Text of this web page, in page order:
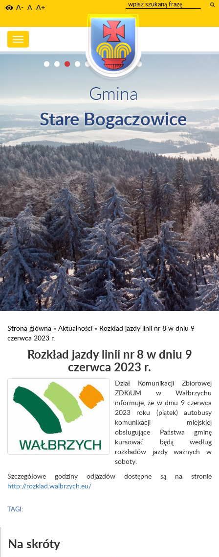
A- A A+
wpisz
szukany
tekst
Toggle
navigation
Gmina
Stare Bogaczowice
Strona główna » Aktualności » Rozkład jazdy linii nr 8 w dniu 9
czerwca 2023 r.
Rozkład jazdy linii nr 8 w dniu 9
czerwca 2023 r.
Dział Komunikacji Zbiorowej
ZDKiUM w Wałbrzychu
informuje, że w dniu 9 czerwca
2023 roku (piątek) autobusy
komunikacji miejskiej
obsługujące Państwa gminę
kursować będą według
rozkładów jazdy ważnych w
soboty.
Szczegółowe godziny odjazdów dostępne są na stronie
http://rozklad.walbrzych.eu/
TAGI:
Na skróty